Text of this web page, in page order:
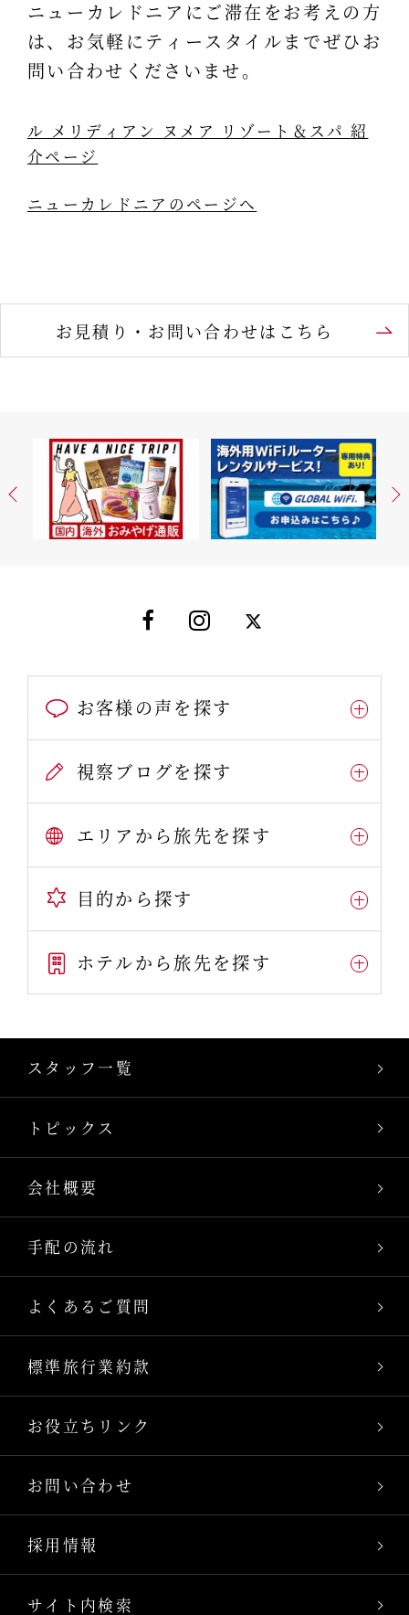
ニューカレドニアにご滞在をお考えの方
は、お気軽にティースタイルまでぜひお
問い合わせくださいませ。
ル メリディアン ヌメア リゾート＆スパ 紹
介ページ
ニューカレドニアのページへ
お見積り・お問い合わせはこちら
お客様の声を探す
視察ブログを探す
エリアから旅先を探す
目的から探す
ホテルから旅先を探す
スタッフ一覧
トピックス
会社概要
手配の流れ
よくあるご質問
標準旅行業約款
お役立ちリンク
お問い合わせ
採用情報
サイト内検索